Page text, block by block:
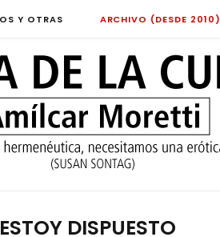
Y OTRAS ARCHIVO (DESDE 2010)
DISPUESTO